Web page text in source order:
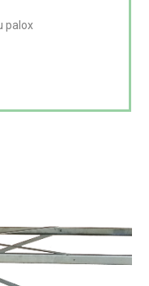
palox